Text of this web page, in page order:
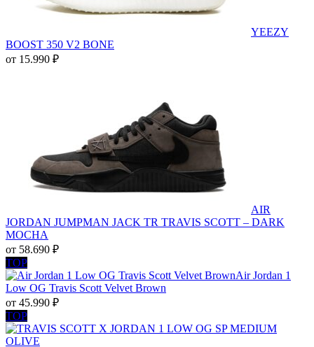
YEEZY
BOOST 350 V2 BONE
от 15.990 ₽
AIR
JORDAN JUMPMAN JACK TR TRAVIS SCOTT – DARK
MOCHA
от 58.690 ₽
TOP
Air Jordan 1
Low OG Travis Scott Velvet Brown
от 45.990 ₽
TOP